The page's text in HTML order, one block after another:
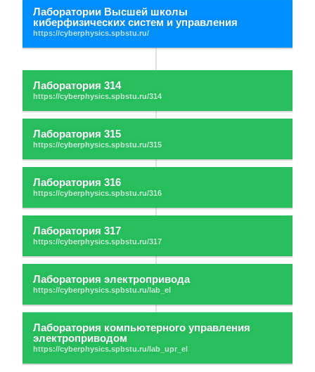
Лаборатории Высшей школы
киберфизических систем и управления
Лаборатория 314
Лаборатория 315
Лаборатория 316
Лаборатория 317
Лаборатория электропривода
Лаборатория компьютерного управления
электроприводом